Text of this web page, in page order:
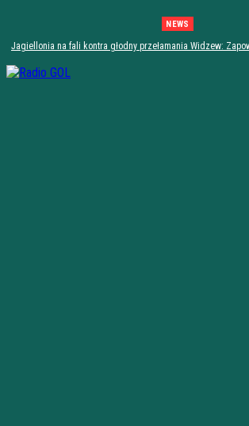
NEWS
Jagiellonia na fali kontra głodny przełamania Widzew: